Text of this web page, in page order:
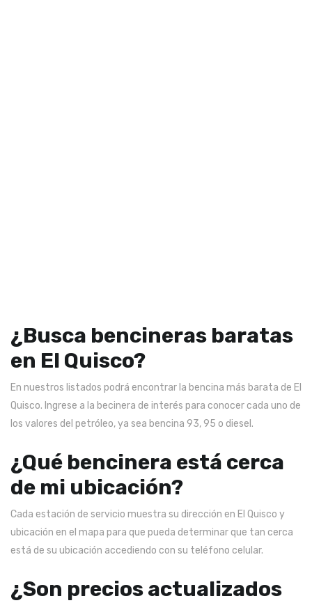
¿Busca bencineras baratas
en El Quisco?
En nuestros listados podrá encontrar la bencina más barata de El
Quisco. Ingrese a la becinera de interés para conocer cada uno de
los valores del petróleo, ya sea bencina 93, 95 o diesel.
¿Qué bencinera está cerca
de mi ubicación?
Cada estación de servicio muestra su dirección en El Quisco y
ubicación en el mapa para que pueda determinar que tan cerca
está de su ubicación accediendo con su teléfono celular.
¿Son precios actualizados